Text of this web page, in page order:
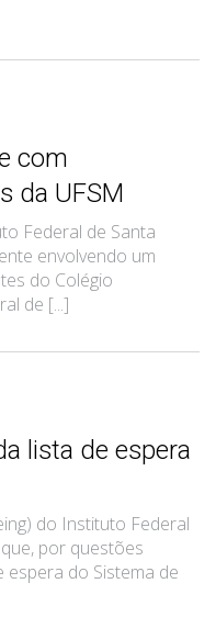
com
da UFSM
Federal de Santa
envolvendo um
do Colégio
de [...]
lista de espera
do Instituto Federal
por questões
do Sistema de